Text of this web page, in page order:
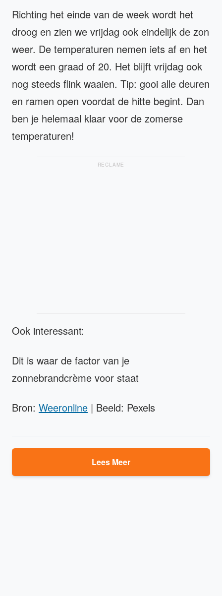
Richting het einde van de week wordt het
droog en zien we vrijdag ook eindelijk de zon
weer. De temperaturen nemen iets af en het
wordt een graad of 20. Het blijft vrijdag ook
nog steeds flink waaien. Tip: gooi alle deuren
en ramen open voordat de hitte begint. Dan
ben je helemaal klaar voor de zomerse
temperaturen!
RECLAME
Ook interessant:
Dit is waar de factor van je
zonnebrandcrème voor staat
Bron: Weeronline | Beeld: Pexels
Lees Meer